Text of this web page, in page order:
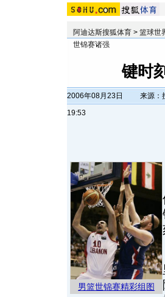
阿迪达斯搜狐体育 > 篮球世
世锦赛诸强
键时
2006年08月23日
19:53
来源：
男篮世锦赛精彩组图